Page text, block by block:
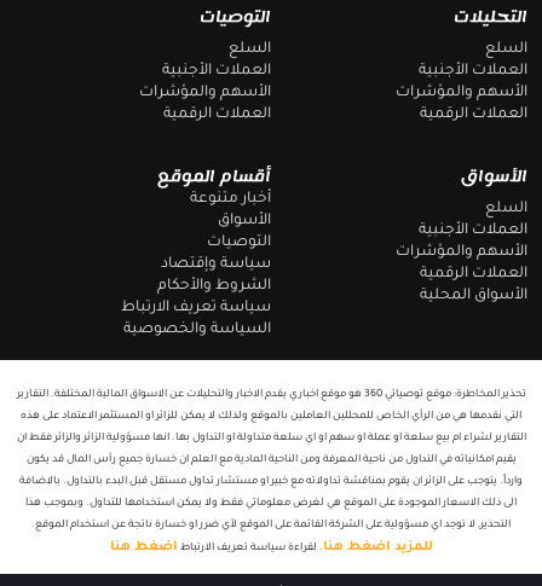
a
e
أقسام الموقع
أخبار متنوعة
الأسواق
التوصيات
سياسة وإقتصاد
الشروط والأحكام
سياسة تعريف الارتباط
السياسة والخصوصية
الأسواق
السلع
العملات الأجنبية
الأسهم والمؤشرات
العملات الرقمية
الأسواق المحلية
التوصيات
السلع
العملات الأجنبية
الأسهم والمؤشرات
العملات الرقمية
التحليلات
السلع
العملات الأجنبية
الأسهم والمؤشرات
العملات الرقمية
تحذير المخاطرة: موقع توصياتي 360 هو موقع اخباري يقدم الاخبار والتحليلات عن الاسواق المالية المختلفة. التقارير
التي نقدمها هي من الرأي الخاص للمحللين العاملين بالموقع ولذلك لا يمكن للزائر او المستثمر الاعتماد على هذه
التقارير لشراء ام بيع سلعة او عملة او سهم او اي سلعة متداولة او التداول بها. انها مسؤولية الزائر والزائر فقط ان
يقيم امكانياته في التداول من ناحية المعرفة ومن الناحية المادية مع العلم ان خسارة جميع رأس المال قد يكون
وارداً. يتوجب على الزائر ان يقوم بمناقشة تداولاته مع خبير او مستشار تداول مستقل قبل البدء بالتداول. بالاضافة
الى ذلك الاسعار الموجودة على الموقع هي لغرض معلوماتي فقط ولا يمكن استخدامها للتداول. وبموجب هذا
التحذير, لا توجد اي مسؤولية على الشركة القائمة على الموقع لأي ضرر او خسارة ناتجة عن استخدام الموقع.
للمزيد اضغط هنا . لقراءة سياسة تعريف الارتباط اضغط هنا